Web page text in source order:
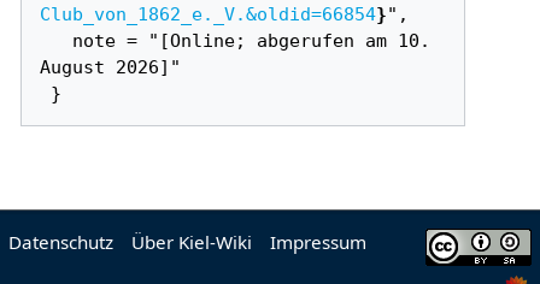
Club_von_1862_e._V.&oldid=66854}",
August 2026]"
Datenschutz Über Kiel-Wiki Impressum